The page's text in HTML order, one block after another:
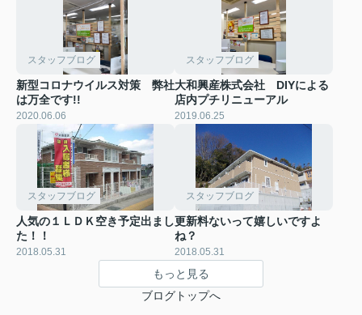
スタッフブログ
新型コロナウイルス対策 弊社
は万全です!!
2020.06.06
スタッフブログ
大和興産株式会社 DIYによる
店内プチリニューアル
2019.06.25
スタッフブログ
人気の１ＬＤＫ空き予定出まし
た！！
2018.05.31
スタッフブログ
更新料ないって嬉しいですよ
ね？
2018.05.31
もっと見る
ブログトップへ